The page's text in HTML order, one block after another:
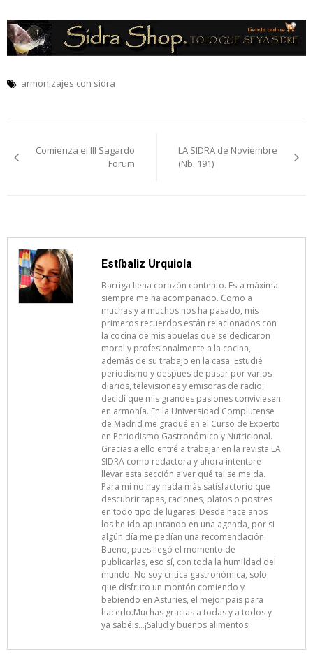
armonizajes con sidra
deComienza el III Sagardo
Forum
LA SIDRA de Noviembre
(Nb. 191)
Estíbaliz Urquiola
Barriga llena corazón contento. Esta máxima
siempre me ha acompañado. Como a
muchas y a muchos nos ha pasado, mis
primeros recuerdos están relacionados con
la cocina de mis abuelas que se dedicaron
moral y profesionalmente a la cocina,
además de su trabajo en la casa. Estudié
periodismo y después de pasar por varios
diarios, televisiones y emisoras de radio;
decidí que mis grandes pasiones conviviesen
en armonía. En la Universidad Complutense
de Madrid me gradué en el Curso de Experto
en Periodismo Gastronómico y Nutricional.
Gracias a ello entré a trabajar en la revista LA
SIDRA como redactora y ahora intentaré
llevar esta sección a ver qué tal se me da.
Para mí no hay nada más satisfactorio que
descubrir tapas, raciones, platos o postres
en todo tipo de lugares. Desde hace años
los he ido apuntando en una agenda, por si
algún día me pedían una recomendación.
Bueno, pues llegó el momento de
publicarlas, eso sí, con toda la humildad del
mundo. No soy crítica gastronómica, solo
que disfruto un montón comiendo y
bebiendo en Asturies, el mejor país para
hacerlo.Muchas gracias a todas y a todos y
ya sabéis…¡Salud y buenos alimentos!